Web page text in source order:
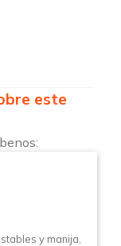
este
y manija,